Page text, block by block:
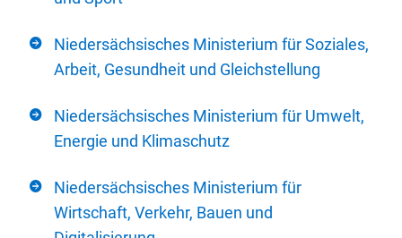
Niedersächsisches Ministerium für Soziales,
Arbeit, Gesundheit und Gleichstellung
Niedersächsisches Ministerium für Umwelt,
Energie und Klimaschutz
Niedersächsisches Ministerium für
Wirtschaft, Verkehr, Bauen und